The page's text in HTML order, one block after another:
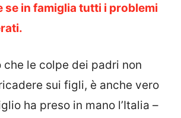
se in famiglia tutti i problemi
che le colpe dei padri non
sui figli, è anche vero
ha preso in mano l’Italia –